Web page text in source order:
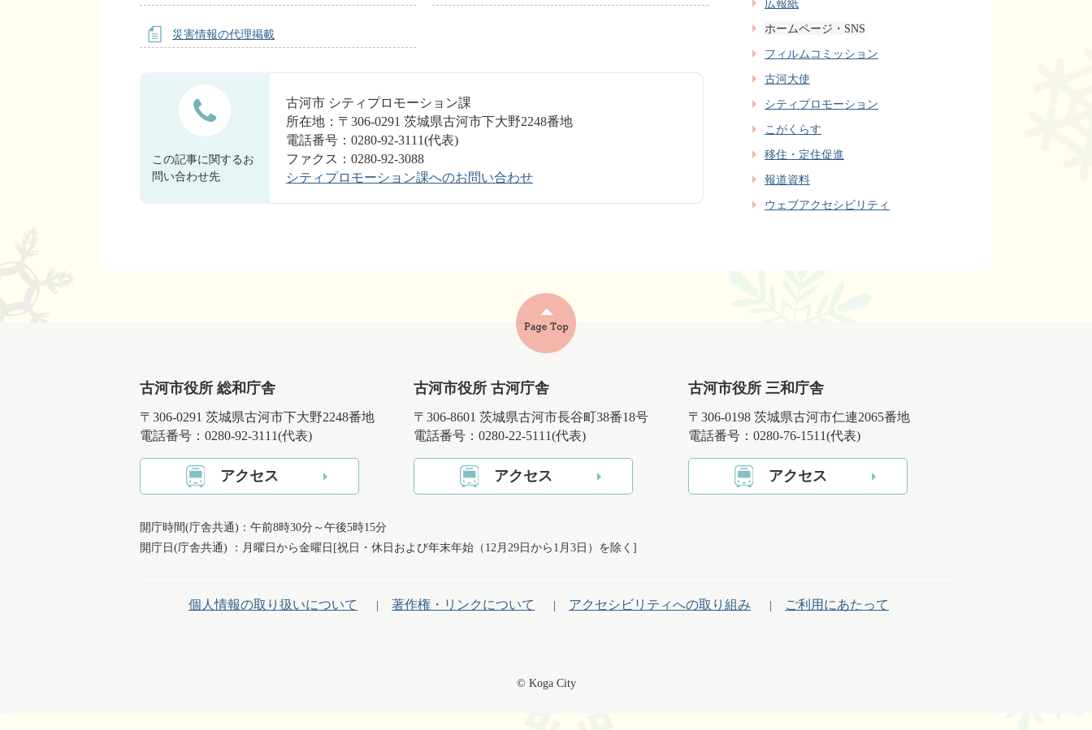
災害情報の代理掲載
この記事に関するお
問い合わせ先
古河市 シティプロモーション課
所在地：〒306-0291 茨城県古河市下大野2248番地
電話番号：0280-92-3111(代表)
ファクス：0280-92-3088
シティプロモーション課へのお問い合わせ
広報紙
ホームページ・SNS
フィルムコミッション
古河大使
シティプロモーション
こがくらす
移住・定住促進
報道資料
ウェブアクセシビリティ
古河市役所 総和庁舎
〒306-0291 茨城県古河市下大野2248番地
電話番号：0280-92-3111(代表)
アクセス
古河市役所 古河庁舎
〒306-8601 茨城県古河市長谷町38番18号
電話番号：0280-22-5111(代表)
アクセス
古河市役所 三和庁舎
〒306-0198 茨城県古河市仁連2065番地
電話番号：0280-76-1511(代表)
アクセス
開庁時間(庁舎共通)：午前8時30分～午後5時15分
開庁日(庁舎共通) ：月曜日から金曜日[祝日・休日および年末年始（12月29日から1月3日）を除く]
個人情報の取り扱いについて 著作権・リンクについて アクセシビリティへの取り組み ご利用にあたって
© Koga City